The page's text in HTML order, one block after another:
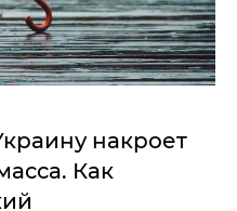
накроет
Как